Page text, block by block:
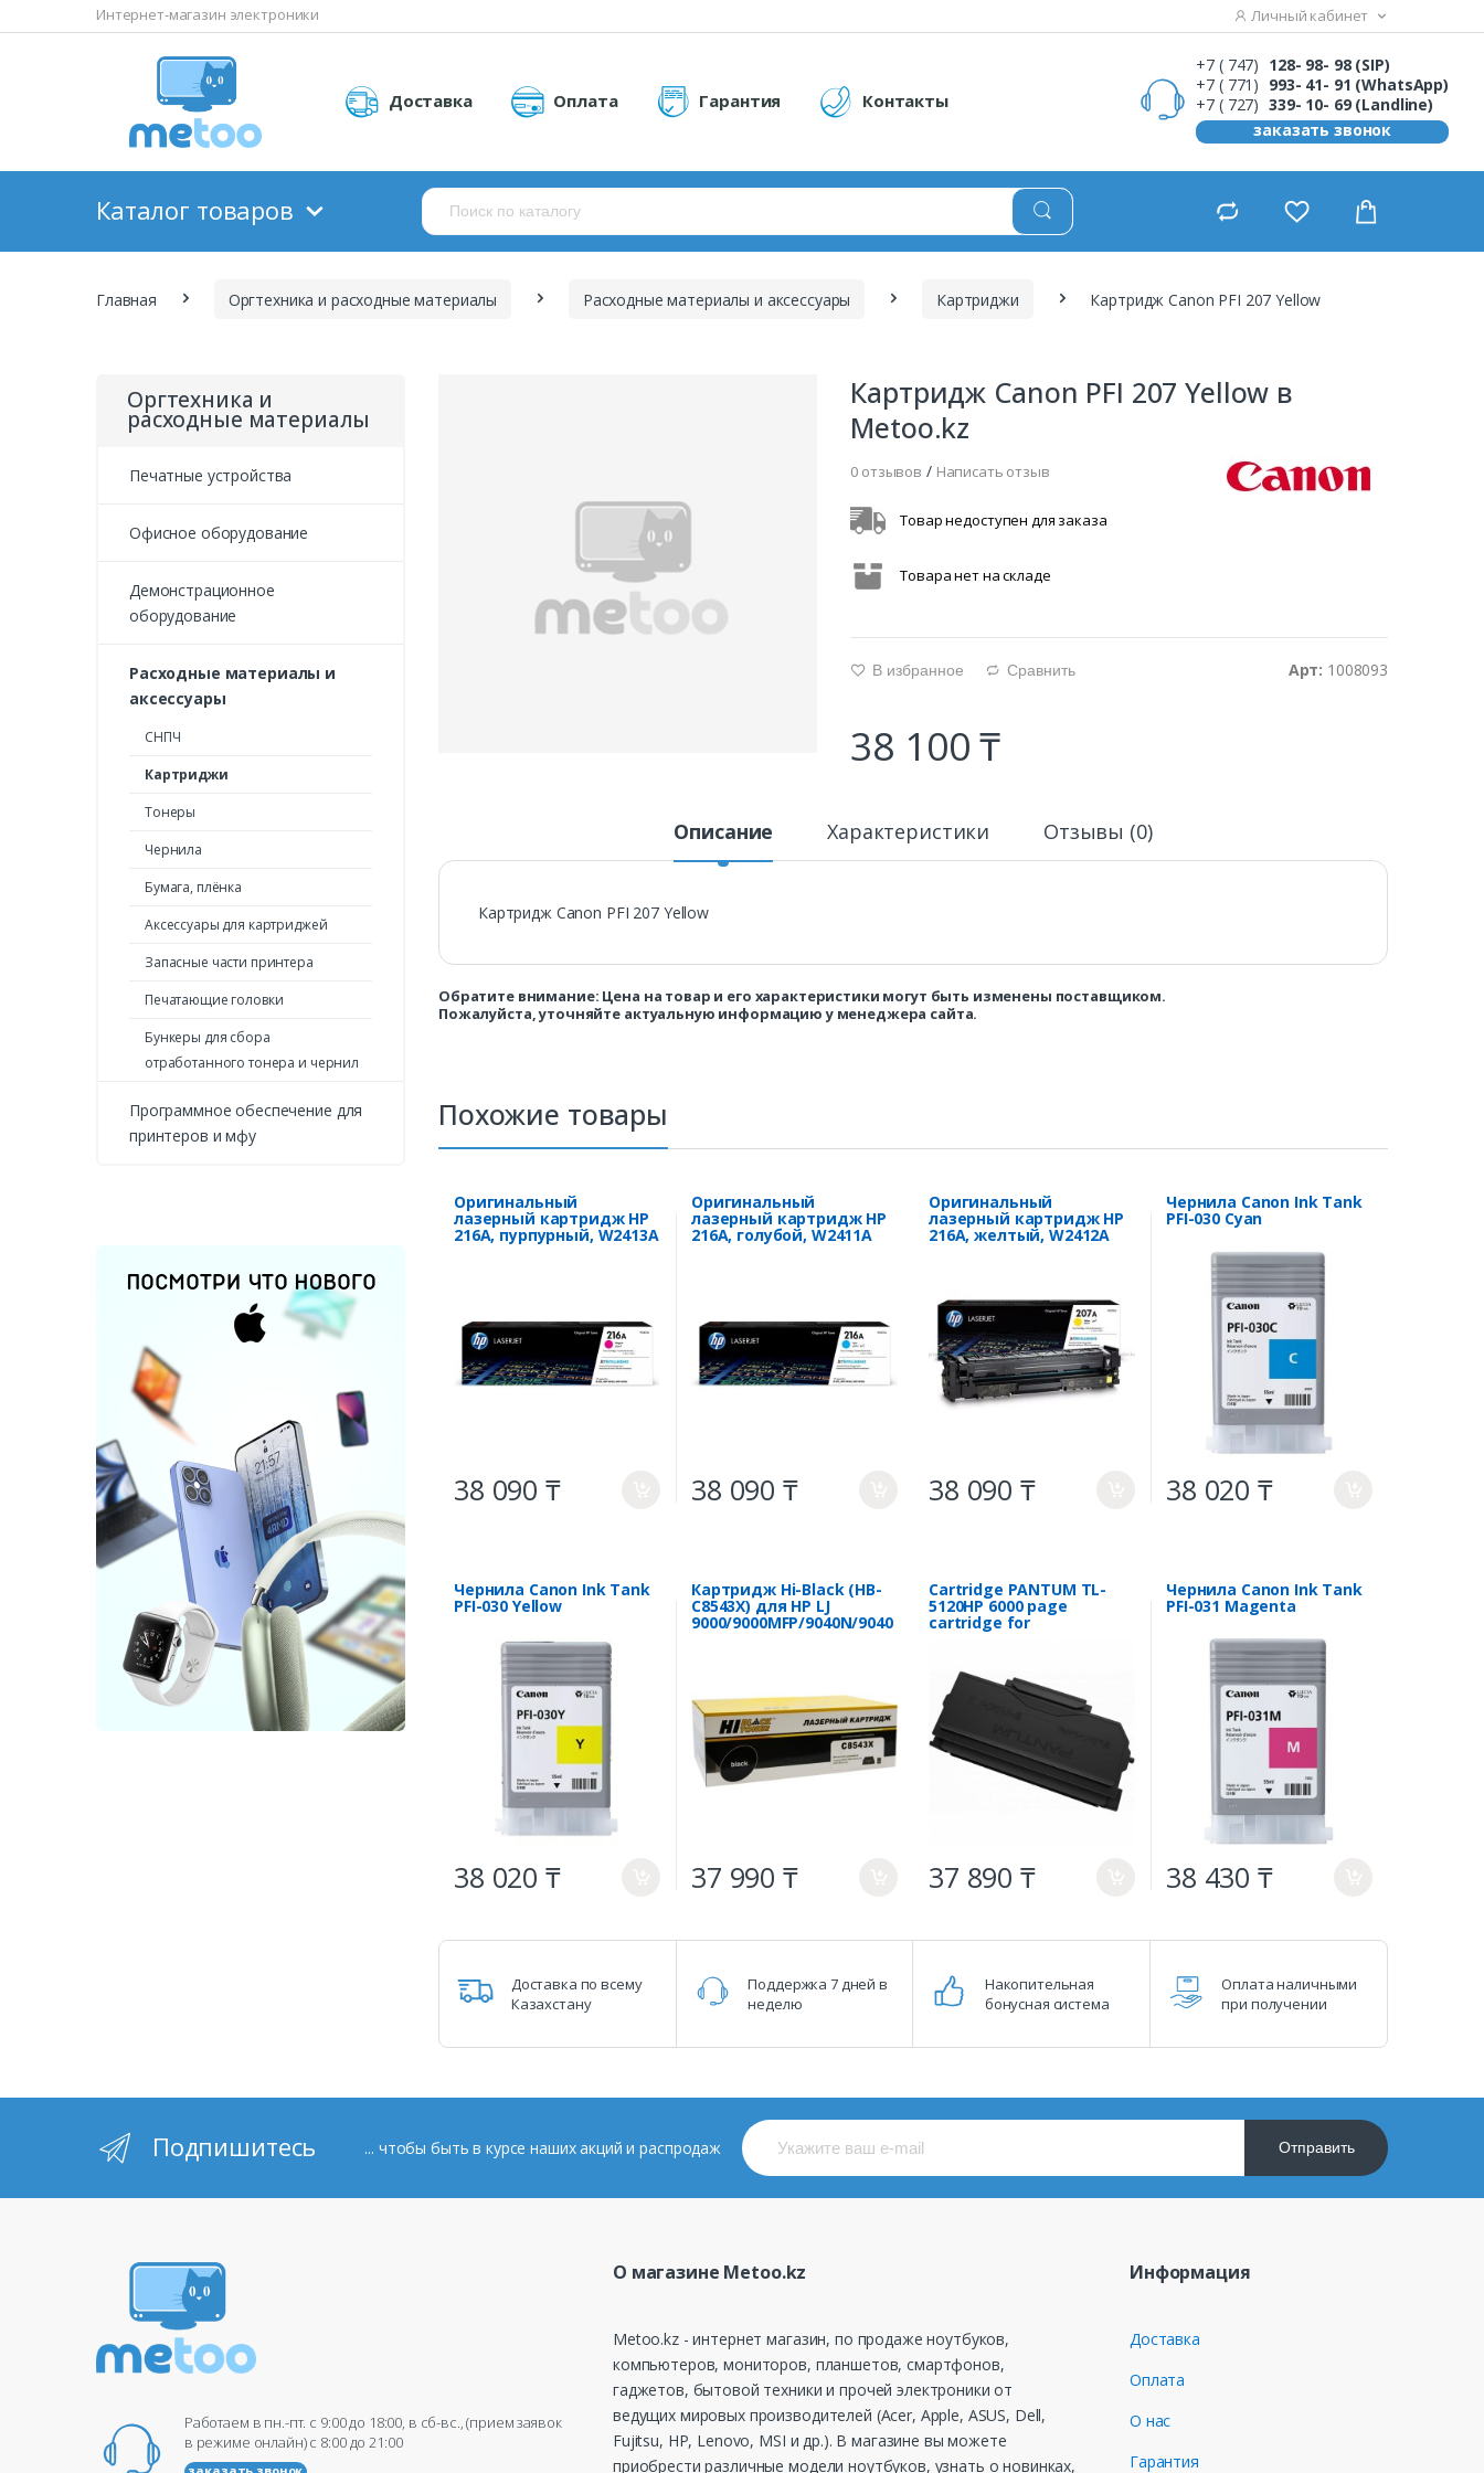
Интернет-магазин электроники Личный кабинет
Доставка Оплата Гарантия Контакты
+7 ( 747) 128- 98- 98 (SIP)
+7 ( 771) 993- 41- 91 (WhatsApp)
+7 ( 727) 339- 10- 69 (Landline)
заказать звонок
Каталог товаров
Главная Оргтехника и расходные материалы Расходные материалы и аксессуары Картриджи Картридж Canon PFI 207 Yellow
Оргтехника и
расходные материалы
Печатные устройства
Офисное оборудование
Демонстрационное
оборудование
Расходные материалы и
аксессуары
СНПЧ
Картриджи
Тонеры
Чернила
Бумага, плёнка
Аксессуары для картриджей
Запасные части принтера
Печатающие головки
Бункеры для сбора
отработанного тонера и чернил
Программное обеспечение для
принтеров и мфу
Картридж Canon PFI 207 Yellow в
Metoo.kz
0 отзывов / Написать отзыв
Товар недоступен для заказа
Товара нет на складе
Арт: 1008093
g В избранное d Сравнить
38 100 ₸
Описание Характеристики Отзывы (0)
Картридж Canon PFI 207 Yellow
Обратите внимание: Цена на товар и его характеристики могут быть изменены поставщиком.
Пожалуйста, уточняйте актуальную информацию у менеджера сайта.
Похожие товары
Оригинальный
лазерный картридж HP
216A, пурпурный, W2413A
38 090 ₸
Оригинальный
лазерный картридж HP
216A, голубой, W2411A
38 090 ₸
Оригинальный
лазерный картридж HP
216A, желтый, W2412A
38 090 ₸
Чернила Canon Ink Tank
PFI-030 Cyan
38 020 ₸
Чернила Canon Ink Tank
PFI-030 Yellow
38 020 ₸
Картридж Hi-Black (HB-
C8543X) для HP LJ
9000/9000MFP/9040N/9040
37 990 ₸
Cartridge PANTUM TL-
5120HP 6000 page
cartridge for
BP5100,BM5100 series
37 890 ₸
Чернила Canon Ink Tank
PFI-031 Magenta
38 430 ₸
Доставка по всему
Казахстану
Поддержка 7 дней в
неделю
Накопительная
бонусная система
Оплата наличными
при получении
Подпишитесь ... чтобы быть в курсе наших акций и распродаж Отправить
Работаем в пн.-пт. c 9:00 до 18:00, в сб-вс., (прием заявок
в режиме онлайн) c 8:00 до 21:00
О магазине Metoo.kz
Metoo.kz - интернет магазин, по продаже ноутбуков,
компьютеров, мониторов, планшетов, смартфонов,
гаджетов, бытовой техники и прочей электроники от
ведущих мировых производителей (Acer, Apple, ASUS, Dell,
Fujitsu, HP, Lenovo, MSI и др.). В магазине вы можете
приобрести различные модели ноутбуков, узнать о новинках,
Информация
Доставка
Оплата
О нас
Гарантия